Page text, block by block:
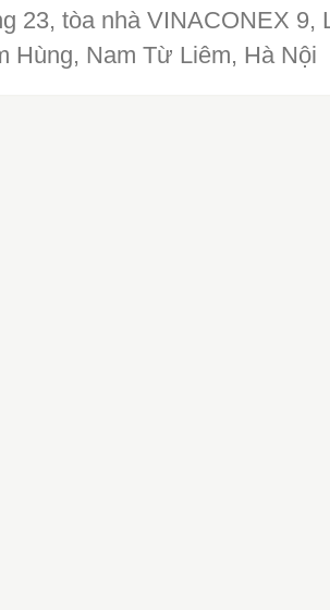
23, tòa nhà VINACONEX 9,
Hùng, Nam Từ Liêm, Hà Nội